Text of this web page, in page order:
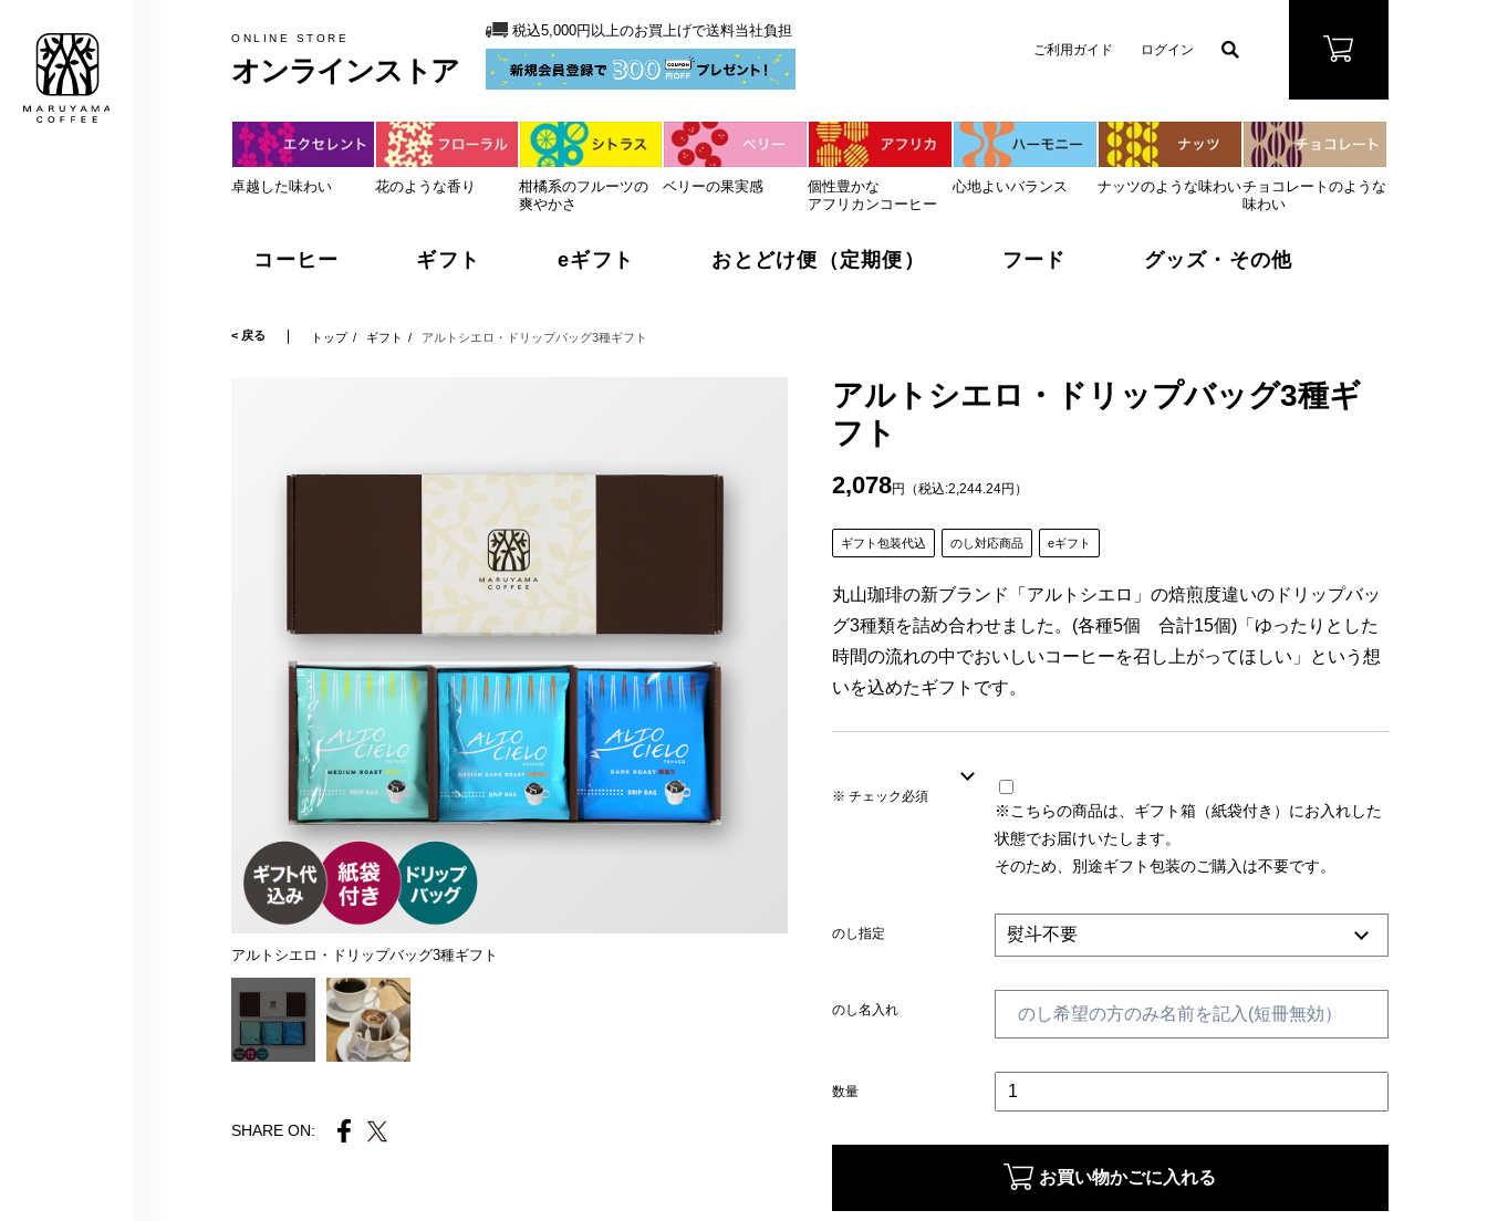
税込5,000円以上のお買上げで送料当社負担
MARUYAMA COFFEEONLINE STORE
オンラインストア
税込5,000円以上のお買上げで送料当社負担
ご利用ガイド ログイン
卓越した味わい 花のような香り
柑橘系のフルーツの
爽やかさ
ベリーの果実感
個性豊かな
アフリカンコーヒー
心地よいバランス ナッツのような味わいチョコレートのような
味わい
コーヒー ギフト eギフト おとどけ便（定期便） フード グッズ・その他
< 戻る トップ ギフト アルトシエロ・ドリップバッグ3種ギフト
アルトシエロ・ドリップバッグ3種ギフト
SHARE ON:
アルトシエロ・ドリップバッグ3種ギ
フト
2,078円（税込:2,244.24円）
ギフト包装代込 のし対応商品 eギフト
丸山珈琲の新ブランド「アルトシエロ」の焙煎度違いのドリップバッ
グ3種類を詰め合わせました。(各種5個 合計15個)「ゆったりとした
時間の流れの中でおいしいコーヒーを召し上がってほしい」という想
いを込めたギフトです。
※ チェック必須
※こちらの商品は、ギフト箱（紙袋付き）にお入れした
状態でお届けいたします。
そのため、別途ギフト包装のご購入は不要です。
のし指定
のし名入れ
数量
お買い物かごに入れる